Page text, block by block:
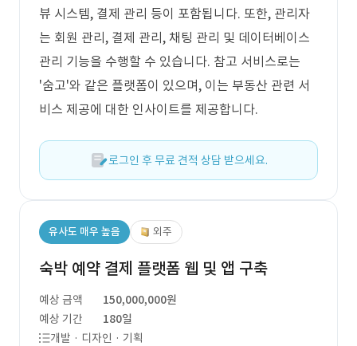
뷰 시스템, 결제 관리 등이 포함됩니다. 또한, 관리자
는 회원 관리, 결제 관리, 채팅 관리 및 데이터베이스
관리 기능을 수행할 수 있습니다. 참고 서비스로는
'숨고'와 같은 플랫폼이 있으며, 이는 부동산 관련 서
비스 제공에 대한 인사이트를 제공합니다.
로그인 후 무료 견적 상담 받으세요.
유사도 매우 높음 외주
숙박 예약 결제 플랫폼 웹 및 앱 구축
예상 금액
150,000,000원
예상 기간
180일
개발 · 디자인 · 기획